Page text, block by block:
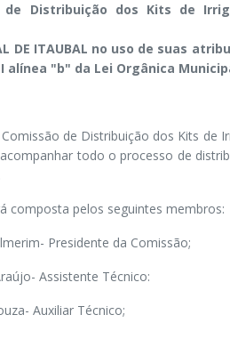
de Distribuição dos Kits de
DE ITAUBAL no uso de suas
alínea "b" da Lei Orgânica
de Distribuição dos Kits de
todo o processo de
composta pelos seguintes membros:
Presidente da Comissão;
Assistente Técnico:
Auxiliar Técnico;